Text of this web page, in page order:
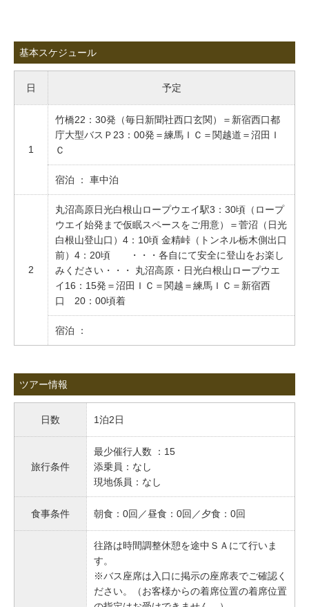
基本スケジュール
日 予定
1
竹橋22：30発（毎日新聞社西口玄関）＝新宿西口都
庁大型バスＰ23：00発＝練馬ＩＣ＝関越道＝沼田Ｉ
Ｃ
宿泊 ： 車中泊
2
丸沼高原日光白根山ロープウエイ駅3：30頃（ロープ
ウエイ始発まで仮眠スペースをご用意）＝菅沼（日光
白根山登山口）4：10頃 金精峠（トンネル栃木側出口
前）4：20頃 ・・・各自にて安全に登山をお楽し
みください・・・ 丸沼高原・日光白根山ロープウエ
イ16：15発＝沼田ＩＣ＝関越＝練馬ＩＣ＝新宿西
口 20：00頃着
宿泊 ：
ツアー情報
日数 1泊2日
旅行条件
最少催行人数 ：15
添乗員：なし
現地係員：なし
食事条件 朝食：0回／昼食：0回／夕食：0回
往路は時間調整休憩を途中ＳＡにて行いま
す。
※バス座席は入口に掲示の座席表でご確認く
ださい。（お客様からの着席位置の着席位置